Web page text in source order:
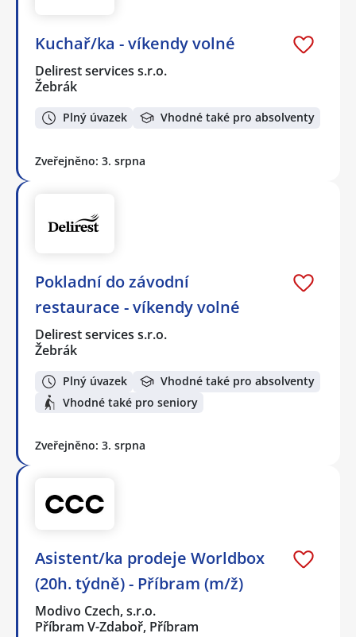
Kuchař/ka - víkendy volné
Delirest services s.r.o.
Žebrák
Plný úvazek Vhodné také pro absolventy
Zveřejněno: 3. srpna
Pokladní do závodní
restaurace - víkendy volné
Delirest services s.r.o.
Žebrák
Plný úvazek
Vhodné také pro absolventy
Vhodné také pro seniory
Zveřejněno: 3. srpna
Asistent/ka prodeje Worldbox
(20h. týdně) - Příbram (m/ž)
Modivo Czech, s.r.o.
Příbram V-Zdaboř, Příbram